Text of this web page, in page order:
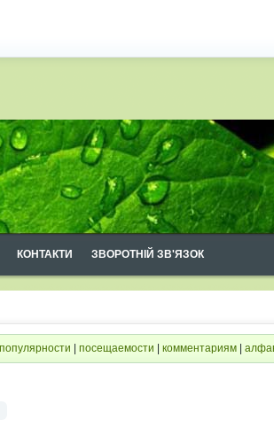
КОНТАКТИ ЗВОРОТНІЙ ЗВ'ЯЗОК
популярности посещаемости комментариям